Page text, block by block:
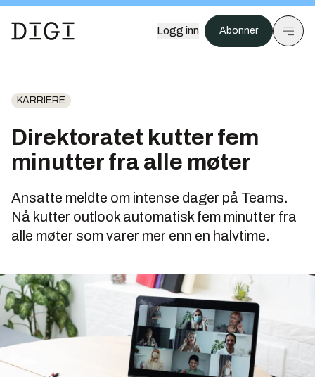
Logg inn Abonner
KARRIERE
Direktoratet kutter fem
minutter fra alle møter
Ansatte meldte om intense dager på Teams.
Nå kutter outlook automatisk fem minutter fra
alle møter som varer mer enn en halvtime.